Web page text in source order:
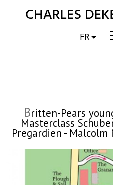
FR
Britten-Pears
Masterclass
Pregardien -